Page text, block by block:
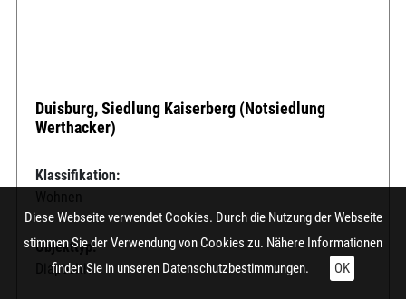
Duisburg, Siedlung Kaiserberg (Notsiedlung
Werthacker)
Klassifikation:
Objekttyp:
Diapositiv
Diese Webseite verwendet Cookies. Durch die Nutzung der Webseite
stimmen Sie der Verwendung von Cookies zu. Nähere Informationen
finden Sie in unseren Datenschutzbestimmungen. OK